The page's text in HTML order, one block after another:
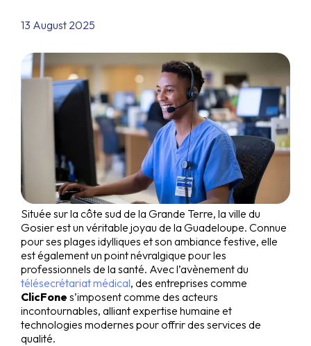
13 August 2025
Située sur la côte sud de la Grande Terre, la ville du
Gosier est un véritable joyau de la Guadeloupe. Connue
pour ses plages idylliques et son ambiance festive, elle
est également un point névralgique pour les
professionnels de la santé. Avec l’avènement du
télésecrétariat médical, des entreprises comme
ClicFone s’imposent comme des acteurs
incontournables, alliant expertise humaine et
technologies modernes pour offrir des services de
qualité.